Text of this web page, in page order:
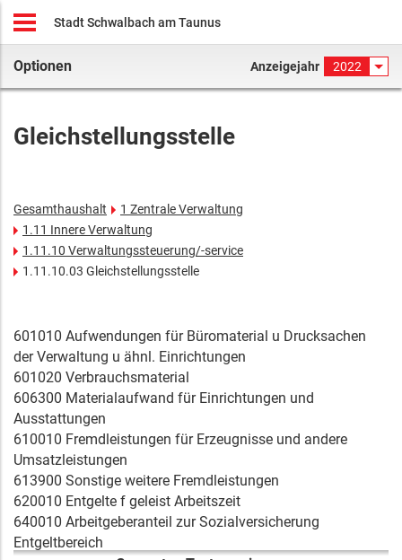
Stadt Schwalbach am Taunus
Optionen Anzeigejahr 2022
Gleichstellungsstelle
Gesamthaushalt
1 Zentrale Verwaltung
1.11 Innere Verwaltung
1.11.10 Verwaltungssteuerung/-service
1.11.10.03 Gleichstellungsstelle
601010 Aufwendungen für Büromaterial u Drucksachen
der Verwaltung u ähnl. Einrichtungen
601020 Verbrauchsmaterial
606300 Materialaufwand für Einrichtungen und
Ausstattungen
610010 Fremdleistungen für Erzeugnisse und andere
Umsatzleistungen
613900 Sonstige weitere Fremdleistungen
620010 Entgelte f geleist Arbeitszeit
640010 Arbeitgeberanteil zur Sozialversicherung
Entgeltbereich